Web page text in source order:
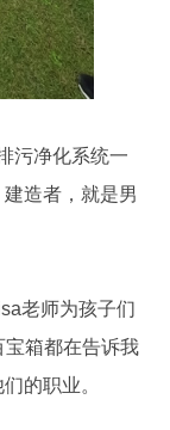
污净化系统一
造者，就是男
老师为孩子们
箱都在告诉我
们的职业。